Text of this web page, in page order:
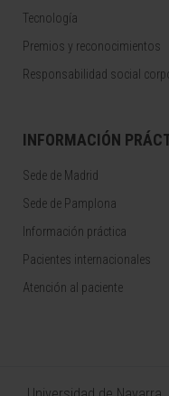
Tecnología
Premios y reconocimientos
Responsabilidad social
INFORMACIÓN
Sede de Madrid
Sede de Pamplona
Información práctica
Pacientes internacionales
Atención al paciente